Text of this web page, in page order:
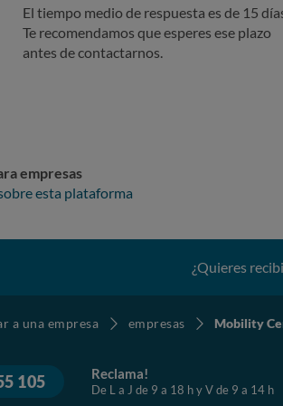
El tiempo medio de respuesta es de 15
Te recomendamos que esperes ese plazo
antes de contactarnos.
empresas
esta plataforma
¿Quieres
a una empresa empresas Mobility
105 Reclama!
De L a J de 9 a 18 h y V de 9 a 14 h